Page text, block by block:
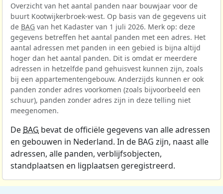
Overzicht van het aantal panden naar bouwjaar voor de
buurt Kootwijkerbroek-west. Op basis van de gegevens uit
de BAG van het Kadaster van 1 juli 2026. Merk op: deze
gegevens betreffen het aantal panden met een adres. Het
aantal adressen met panden in een gebied is bijna altijd
hoger dan het aantal panden. Dit is omdat er meerdere
adressen in hetzelfde pand gehuisvest kunnen zijn, zoals
bij een appartementengebouw. Anderzijds kunnen er ook
panden zonder adres voorkomen (zoals bijvoorbeeld een
schuur), panden zonder adres zijn in deze telling niet
meegenomen.
De BAG bevat de officiële gegevens van alle adressen
en gebouwen in Nederland. In de BAG zijn, naast alle
adressen, alle panden, verblijfsobjecten,
standplaatsen en ligplaatsen geregistreerd.